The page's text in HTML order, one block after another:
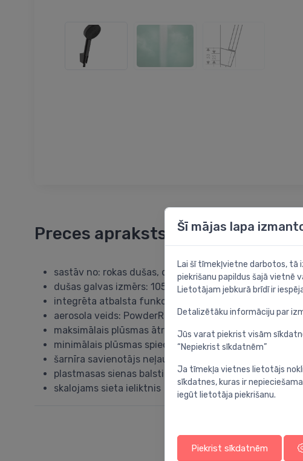
Preces apraksts
sastāv no: rokas dušas, dušas turētāja, dušas šļūtenes
dušas galvas izmērs: 105 mm
integrēta atbalsta funkcija
aerosola veids: PowderRain
maksimālais plūsmas ātrums pie 3 bāriem: 13,5 l/min
minimālais plūsmas spiediens: 1 bar
šarnīra savienotājs neļauj šļūtenei sapīties
plastmasas sienas balsti
skalojams sieta ieliktnis
Šī mājas lapa
Lai šī tīmekļvietne darbotos, tā
piekrišanu papildus šajā vietnē
Lietotājam jebkurā brīdī ir
Detalizētāku informāciju par
Jūs varat piekrist visām
“Nepiekrist sīkdatnēm”
Ja tīmekļa vietnes lietotājs
sīkdatnes, kuras ir
iegūt lietotāja piekrišanu.
Piekrist sīkdatnēm